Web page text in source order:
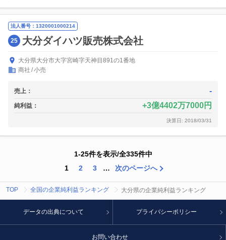
法人番号：1320001000214
25 大分ダイハツ販売株式会社
大分県大分市大字宮崎字天神目891の1番地
商社 小売
売上： -
純利益： 3億4402万7000円
決算日: 2018/03/31
1-25件を表示/全335件中
1
2 3 … 次のページへ
TOP 全国の企業純利益ランキング 大分県の企業純利益ランキング
データの出典について プライバシーポリシー
お問い合わせ